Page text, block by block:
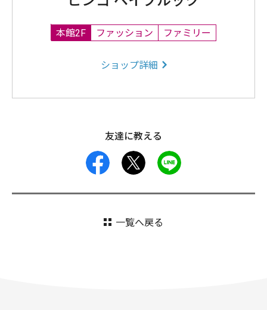
本館2F ファッション ファミリー
ショップ詳細
友達に教える
facebook
一覧へ戻る